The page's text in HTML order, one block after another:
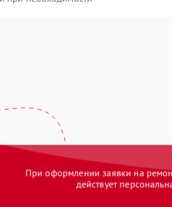
При оформлении заявки на
действует